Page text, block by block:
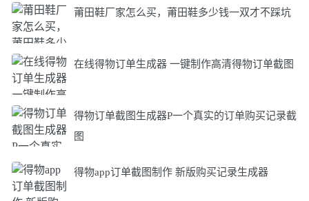
莆田鞋厂家怎么买，莆田鞋多少钱一双才不踩坑
在线得物订单生成器 一键制作高清得物订单截图
得物订单截图生成器P一个真实的订单购买记录截
图
得物app订单截图制作 新版购买记录生成器